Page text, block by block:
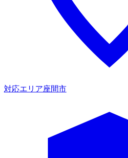
対応エリア座間市